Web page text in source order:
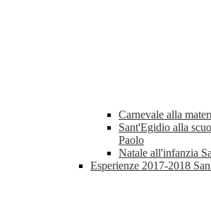
Carnevale alla
Sant'Egidio alla
Paolo
Natale all'infanzia
Esperienze 2017-2018